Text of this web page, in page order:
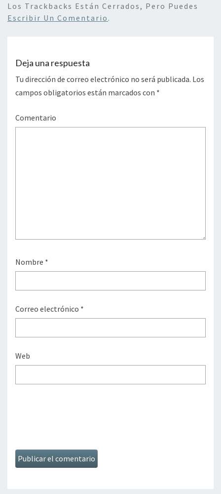
Los Trackbacks Están Cerrados, Pero Puedes
Escribir Un Comentario .
Deja una respuesta
Tu dirección de correo electrónico no será publicada. Los
campos obligatorios están marcados con *
Comentario
Nombre *
Correo electrónico *
Web